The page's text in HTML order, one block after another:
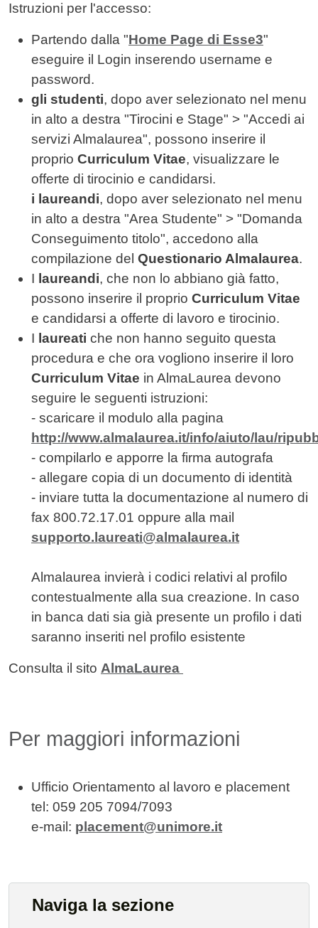
Istruzioni per l'accesso:
Partendo dalla "Home Page di Esse3"
eseguire il Login inserendo username e
password.
gli studenti, dopo aver selezionato nel menu
in alto a destra "Tirocini e Stage" > "Accedi ai
servizi Almalaurea", possono inserire il
proprio Curriculum Vitae, visualizzare le
offerte di tirocinio e candidarsi.
i laureandi, dopo aver selezionato nel menu
in alto a destra "Area Studente" > "Domanda
Conseguimento titolo", accedono alla
compilazione del Questionario Almalaurea.
I laureandi, che non lo abbiano già fatto,
possono inserire il proprio Curriculum Vitae
e candidarsi a offerte di lavoro e tirocinio.
I laureati che non hanno seguito questa
procedura e che ora vogliono inserire il loro
Curriculum Vitae in AlmaLaurea devono
seguire le seguenti istruzioni:
- scaricare il modulo alla pagina
http://www.almalaurea.it/info/aiuto/lau/
- compilarlo e apporre la firma autografa
- allegare copia di un documento di identità
- inviare tutta la documentazione al numero di
fax 800.72.17.01 oppure alla mail
supporto.laureati@almalaurea.it
Almalaurea invierà i codici relativi al profilo
contestualmente alla sua creazione. In caso
in banca dati sia già presente un profilo i dati
saranno inseriti nel profilo esistente
Consulta il sito AlmaLaurea
Per maggiori informazioni
Ufficio Orientamento al lavoro e placement
tel: 059 205 7094/7093
e-mail: placement@unimore.it
Naviga la sezione